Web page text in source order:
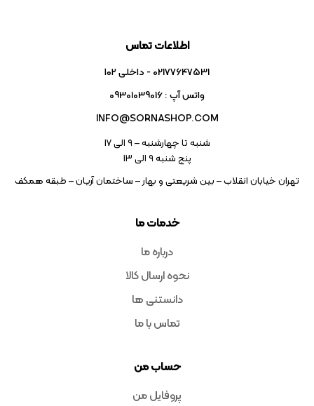
خدمات ما
درباره ما
نحوه ارسال کالا
دانستنی ها
تماس با ما
حساب من
پروفایل من
اطلاعات تماس
02177647531 - داخلی ۱۰۲
واتس آپ : 09301039016
INFO@SORNASHOP.COM
شنبه تا چهارشنبه – ۹ الی 17
پنج شنبه ۹ الی 13
تهران خیابان انقلاب – بین شریعتی و بهار – ساختمان آریان – طبقه همکف